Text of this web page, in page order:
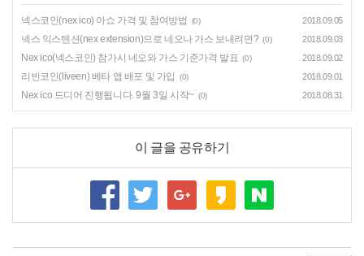
넥스코인(nex ico) 아쇼 가격 및 참여방법 (0) 2018.09.05
넥스 익스텐션(nex extension)으로 네오나 가스 보내려면? (0) 2018.09.03
Nex ico(넥스코인) 참가시 네오와 가스 기준가격 발표 (0) 2018.09.02
리빈코인(liveen) 베타 앱 배포 및 가입 (0) 2018.09.01
Nex ico 드디어 진행됩니다. 9월 3일 시작~ (0) 2018.08.31
이 글을 공유하기